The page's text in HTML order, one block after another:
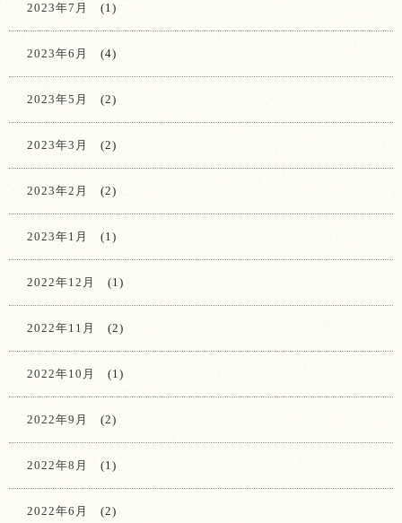
2023年7月 (1)
2023年6月 (4)
2023年5月 (2)
2023年3月 (2)
2023年2月 (2)
2023年1月 (1)
2022年12月 (1)
2022年11月 (2)
2022年10月 (1)
2022年9月 (2)
2022年8月 (1)
2022年6月 (2)